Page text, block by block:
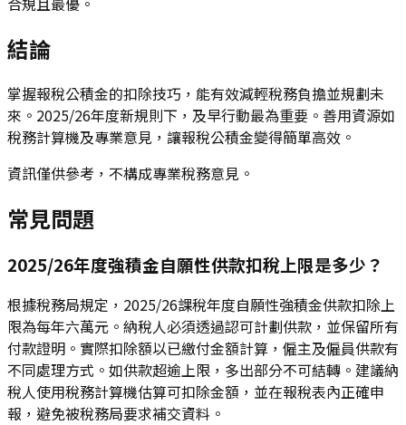
結論
掌握報稅公積金的扣除技巧，能有效減輕稅務負擔並規劃未
來。2025/26年度新規則下，及早行動最為重要。善用資源如
稅務計算機及專業意見，讓報稅公積金變得簡單高效。
資訊僅供參考，不構成專業稅務意見。
常見問題
2025/26年度強積金自願性供款扣稅上限是多少？
根據稅務局規定，2025/26課稅年度自願性強積金供款扣除上
限為每年六萬元。納稅人必須透過認可計劃供款，並保留所有
付款證明。實際扣除額以已繳付金額計算，僱主及僱員供款有
不同處理方式。如供款超逾上限，多出部分不可結轉。建議納
稅人使用稅務計算機估算可扣除金額，並在報稅表內正確申
報，避免被稅務局要求補交資料。